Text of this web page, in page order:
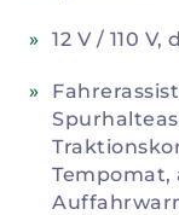
12 V / 110
Tempomat,